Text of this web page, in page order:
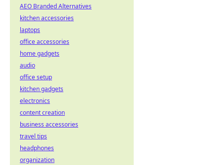
AEO Branded Alternatives
kitchen accessories
laptops
office accessories
home gadgets
audio
office setup
kitchen gadgets
electronics
content creation
business accessories
travel tips
headphones
organization